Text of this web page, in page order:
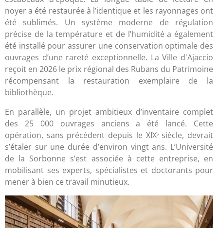
noyer a été restaurée à l’identique et les rayonnages ont
été sublimés. Un système moderne de régulation
précise de la température et de l’humidité a également
été installé pour assurer une conservation optimale des
ouvrages d’une rareté exceptionnelle. La Ville d'Ajaccio
reçoit en 2026 le prix régional des Rubans du Patrimoine
récompensant la restauration exemplaire de la
bibliothèque.
En parallèle, un projet ambitieux d’inventaire complet
des 25 000 ouvrages anciens a été lancé. Cette
opération, sans précédent depuis le XIXᵉ siècle, devrait
s’étaler sur une durée d’environ vingt ans. L’Université
de la Sorbonne s’est associée à cette entreprise, en
mobilisant ses experts, spécialistes et doctorants pour
mener à bien ce travail minutieux.